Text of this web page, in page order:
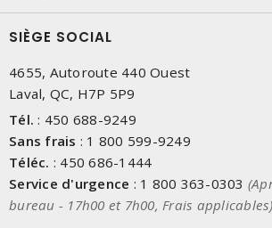
SIÈGE SOCIAL
4655, Autoroute 440 Ouest
Laval, QC, H7P 5P9
Tél. : 450 688-9249
Sans frais : 1 800 599-9249
Téléc. : 450 686-1444
Service d'urgence : 1 800 363-0303
bureau - 17h00 et 7h00, Frais applicables)